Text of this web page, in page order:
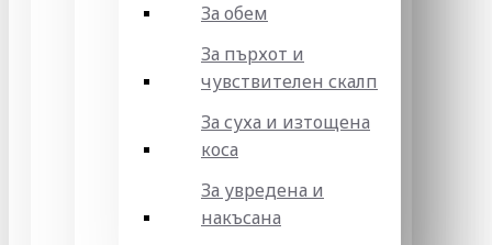
За обем
За пърхот и
чувствителен скалп
За суха и изтощена
коса
За увредена и
накъсана